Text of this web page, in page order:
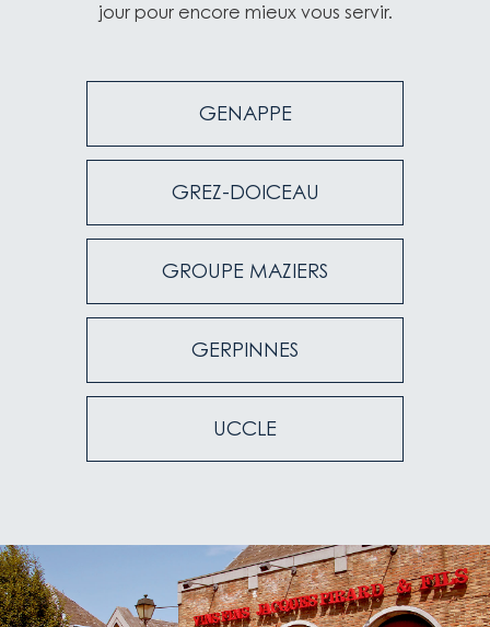
jour pour encore mieux vous servir.
GENAPPE
GREZ-DOICEAU
GROUPE MAZIERS
GROUPE MAZIERS
GERPINNES
GERPINNES
UCCLE
UCCLE